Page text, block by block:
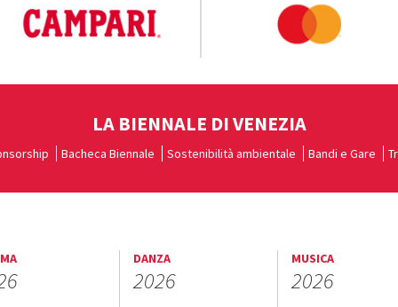
LA BIENNALE DI VENEZIA
Bacheca Biennale Sostenibilità ambientale Bandi e Gare
DANZA
2026
MUSICA
2026